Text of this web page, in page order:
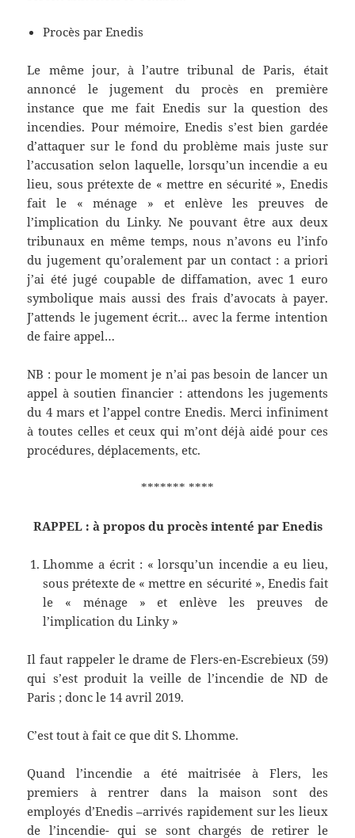
Procès par Enedis
Le même jour, à l’autre tribunal de Paris, était
annoncé le jugement du procès en première
instance que me fait Enedis sur la question des
incendies. Pour mémoire, Enedis s’est bien gardée
d’attaquer sur le fond du problème mais juste sur
l’accusation selon laquelle, lorsqu’un incendie a eu
lieu, sous prétexte de « mettre en sécurité », Enedis
fait le « ménage » et enlève les preuves de
l’implication du Linky. Ne pouvant être aux deux
tribunaux en même temps, nous n’avons eu l’info
du jugement qu’oralement par un contact : a priori
j’ai été jugé coupable de diffamation, avec 1 euro
symbolique mais aussi des frais d’avocats à payer.
J’attends le jugement écrit… avec la ferme intention
de faire appel…
NB : pour le moment je n’ai pas besoin de lancer un
appel à soutien financier : attendons les jugements
du 4 mars et l’appel contre Enedis. Merci infiniment
à toutes celles et ceux qui m’ont déjà aidé pour ces
procédures, déplacements, etc.
******* ****
RAPPEL : à propos du procès intenté par Enedis
Lhomme a écrit : « lorsqu’un incendie a eu lieu,
sous prétexte de « mettre en sécurité », Enedis fait
le « ménage » et enlève les preuves de
l’implication du Linky »
Il faut rappeler le drame de Flers-en-Escrebieux (59)
qui s’est produit la veille de l’incendie de ND de
Paris ; donc le 14 avril 2019.
C’est tout à fait ce que dit S. Lhomme.
Quand l’incendie a été maitrisée à Flers, les
premiers à rentrer dans la maison sont des
employés d’Enedis –arrivés rapidement sur les lieux
de l’incendie- qui se sont chargés de retirer le